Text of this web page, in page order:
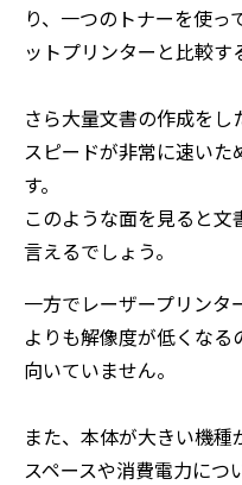
り、一つのトナーを使
ットプリンターと比較す
さら大量文書の作成を
スピードが非常に速いた
す。
このような面を見ると文
言えるでしょう。
一方でレーザープリンタ
よりも解像度が低くな
向いていません。
また、本体が大きい機
スペースや消費電力につ